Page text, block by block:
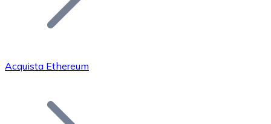
Bitcoin
Acquista Ethereum